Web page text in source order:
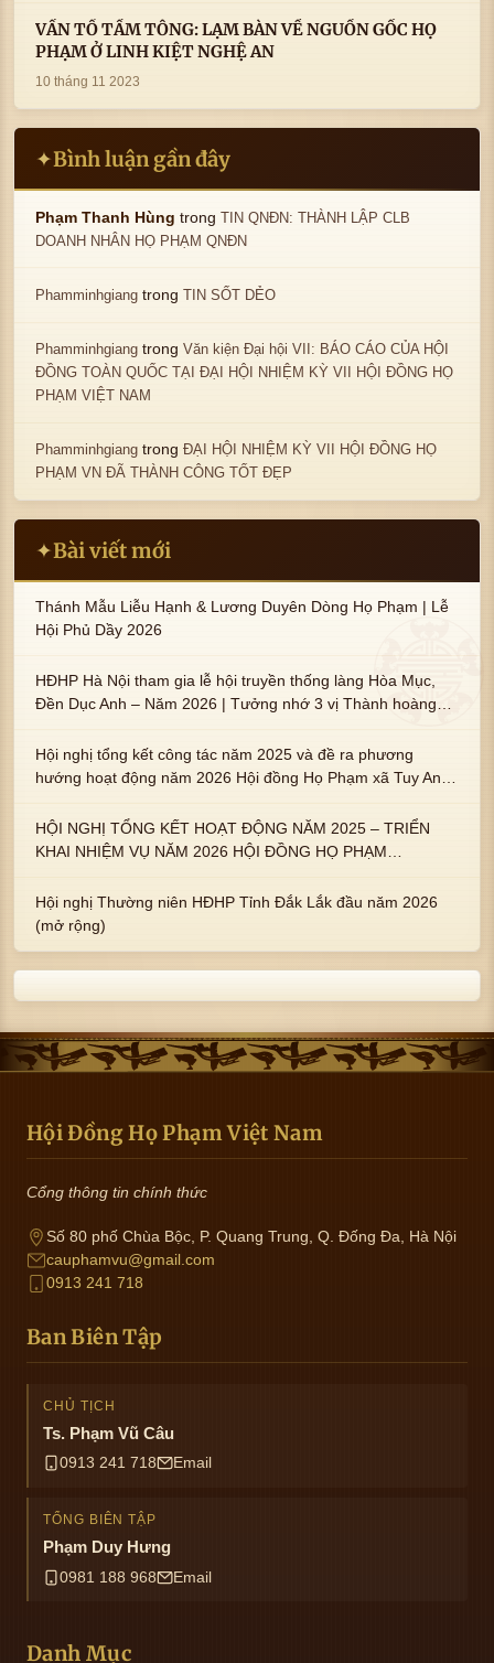
VẤN TỔ TẦM TÔNG: LẠM BÀN VỀ NGUỒN GỐC HỌ
PHẠM Ở LINH KIỆT NGHỆ AN
10 tháng 11 2023
✦Bình luận gần đây
Phạm Thanh Hùng trongTIN QNĐN: THÀNH LẬP CLB
DOANH NHÂN HỌ PHẠM QNĐN
Phamminhgiang trongTIN SỐT DẺO
Phamminhgiang trongVăn kiện Đại hội VII: BÁO CÁO CỦA HỘI
ĐỒNG TOÀN QUỐC TẠI ĐẠI HỘI NHIỆM KỲ VII HỘI ĐỒNG HỌ
PHẠM VIỆT NAM
Phamminhgiang trongĐẠI HỘI NHIỆM KỲ VII HỘI ĐỒNG HỌ
PHẠM VN ĐÃ THÀNH CÔNG TỐT ĐẸP
✦Bài viết mới
Thánh Mẫu Liễu Hạnh & Lương Duyên Dòng Họ Phạm | Lễ
Hội Phủ Dầy 2026
HĐHP Hà Nội tham gia lễ hội truyền thống làng Hòa Mục,
Đền Dục Anh – Năm 2026 | Tưởng nhớ 3 vị Thành hoàng
Phạm Huy, Phạm Miện
Hội nghị tổng kết công tác năm 2025 và đề ra phương
hướng hoạt động năm 2026 Hội đồng Họ Phạm xã Tuy An
HỘI NGHỊ TỔNG KẾT HOẠT ĐỘNG NĂM 2025 – TRIỂN
KHAI NHIỆM VỤ NĂM 2026 HỘI ĐỒNG HỌ PHẠM
Hội nghị Thường niên HĐHP Tỉnh Đắk Lắk đầu năm 2026
(mở rộng)
Hội Đồng Họ Phạm Việt Nam
Cổng thông tin chính thức
Số 80 phố Chùa Bộc, P. Quang Trung, Q. Đống Đa, Hà Nội
cauphamvu@gmail.com
0913 241 718
Ban Biên Tập
CHỦ TỊCH
Ts. Phạm Vũ Câu
0913 241 718 Email
TỔNG BIÊN TẬP
Phạm Duy Hưng
0981 188 968 Email
Danh Mục